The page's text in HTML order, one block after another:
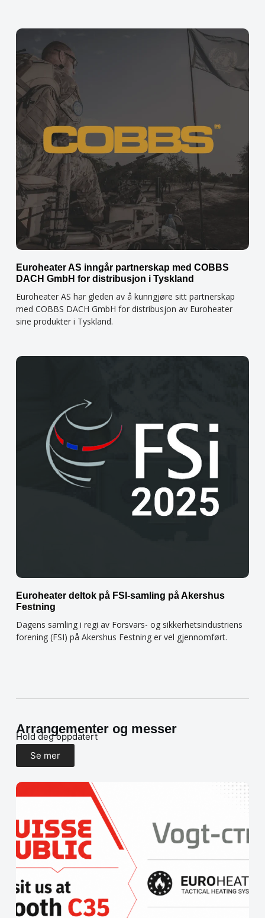
Euroheater AS inngår partnerskap med COBBS
DACH GmbH for distribusjon i Tyskland
Euroheater AS har gleden av å kunngjøre sitt partnerskap
med COBBS DACH GmbH for distribusjon av Euroheater
sine produkter i Tyskland.
Euroheater deltok på FSI-samling på Akershus
Festning
Dagens samling i regi av Forsvars- og sikkerhetsindustriens
forening (FSI) på Akershus Festning er vel gjennomført.
Arrangementer og messer
Hold deg oppdatert
Se mer